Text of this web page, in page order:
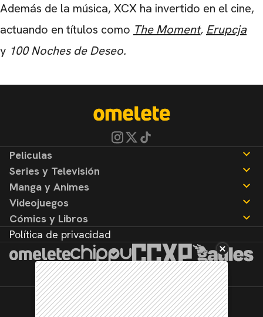
Además de la música, XCX ha invertido en el cine,
actuando en títulos como The Moment, Erupcja
y 100 Noches de Deseo.
Peliculas
Reseñas
Series y Televisión
Noticias
Reseñas
Manga y Animes
Noticias
Reseñas
Videojuegos
Noticias
Reseñas
Cómics y Libros
Noticias
Reseñas
Política de privacidad
©2026. Todos los derechos reservados.